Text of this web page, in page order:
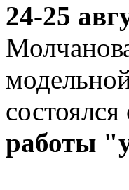
24-25
работы